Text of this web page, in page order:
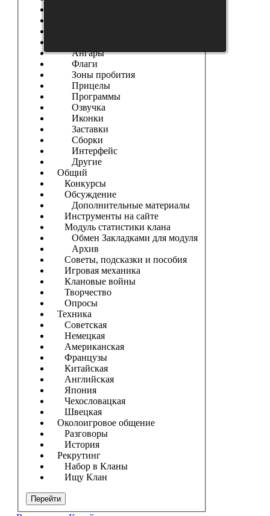
Ангары
Флаги
Зоны пробития
Прицелы
Программы
Озвучка
Иконки
Заставки
Сборки
Интерфейс
Другие
Общий
Конкурсы
Обсуждение
Дополнительные материалы
Инструменты на сайте
Модуль статистики клана
Обмен Закладками для модуля
Архив
Советы, подсказки и пособия
Игровая механика
Клановые войны
Творчество
Опросы
Техника
Советская
Немецкая
Американская
Французы
Китайская
Английская
Япония
Чехословацкая
Швецкая
Околоигровое общение
Разговоры
История
Рекрутинг
Набор в Кланы
Ищу Клан
Перейти